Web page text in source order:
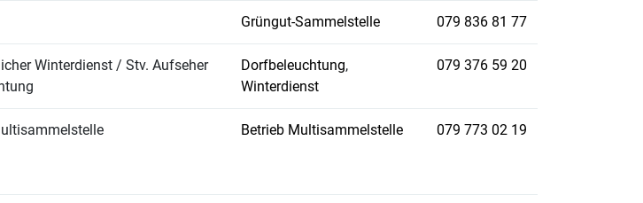
Grüngut-Sammelstelle 079 836 81 77
Winterdienst / Stv. Aufseher
Dorfbeleuchtung,
Winterdienst
079 376 59 20
Betrieb Multisammelstelle 079 773 02 19